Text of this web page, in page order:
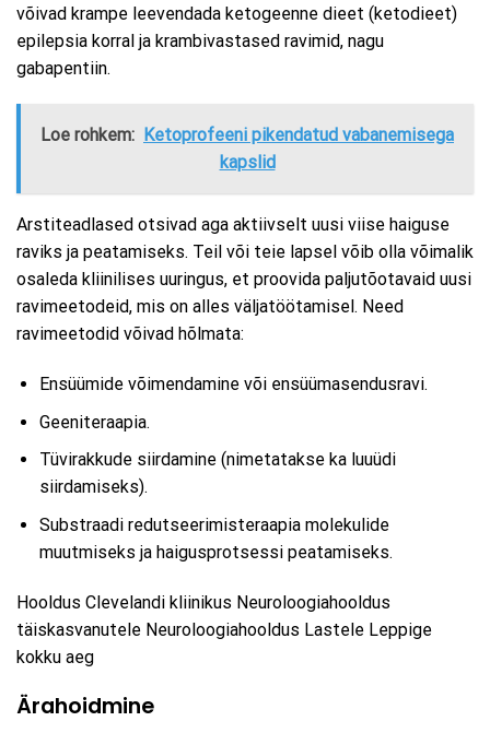
võivad krampe leevendada ketogeenne dieet (ketodieet)
epilepsia korral ja krambivastased ravimid, nagu
gabapentiin.
Loe rohkem: Ketoprofeeni pikendatud vabanemisega
kapslid
Arstiteadlased otsivad aga aktiivselt uusi viise haiguse
raviks ja peatamiseks. Teil või teie lapsel võib olla võimalik
osaleda kliinilises uuringus, et proovida paljutõotavaid uusi
ravimeetodeid, mis on alles väljatöötamisel. Need
ravimeetodid võivad hõlmata:
Ensüümide võimendamine või ensüümasendusravi.
Geeniteraapia.
Tüvirakkude siirdamine (nimetatakse ka luuüdi
siirdamiseks).
Substraadi redutseerimisteraapia molekulide
muutmiseks ja haigusprotsessi peatamiseks.
Hooldus Clevelandi kliinikus Neuroloogiahooldus
täiskasvanutele Neuroloogiahooldus Lastele Leppige
kokku aeg
Ärahoidmine